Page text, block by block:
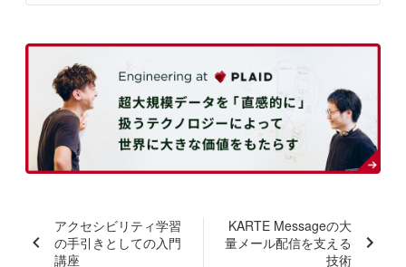
アクセシビリティ学習
の手引きとしての入門
講座
KARTE Messageの大
量メール配信を支える
技術